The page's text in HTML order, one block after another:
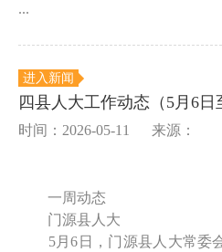
...
进入新闻
四县人大工作动态（5月6日
时间：2026-05-11 来源：
一周动态
门源县人大
5月6日，门源县人大常委